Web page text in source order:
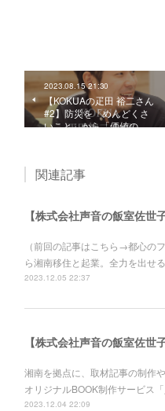
2023.08.15 21:30
【KOKUAの疋田 裕二さん
#2】防災を「めんどくさ
いこと」から「価値の…
関連記事
（前回の記事はこちら→都心の
ら湘南移住と起業。全力を出せ
2023.12.05 22:37
湘南を拠点に、取材記事の制作
オリジナルBOOK制作サービス
2023.12.04 22:09